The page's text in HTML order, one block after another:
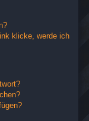
klicke, werde ich